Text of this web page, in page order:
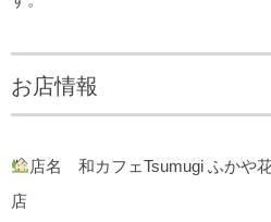
お店情報
店名 和カフェTsumugi ふかや
店